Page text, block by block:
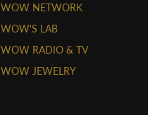
WOW NETWORK
WOW'S LAB
WOW RADIO & TV
WOW JEWELRY